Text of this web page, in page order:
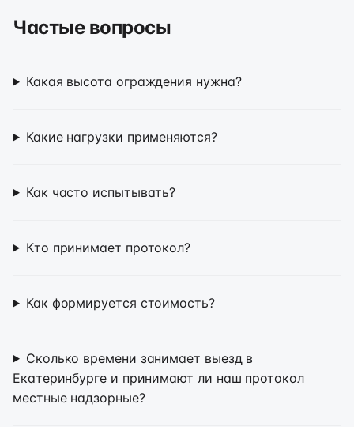
Частые вопросы
Какая высота ограждения нужна?
Какие нагрузки применяются?
Как часто испытывать?
Кто принимает протокол?
Как формируется стоимость?
Сколько времени занимает выезд в
Екатеринбурге и принимают ли наш протокол
местные надзорные?